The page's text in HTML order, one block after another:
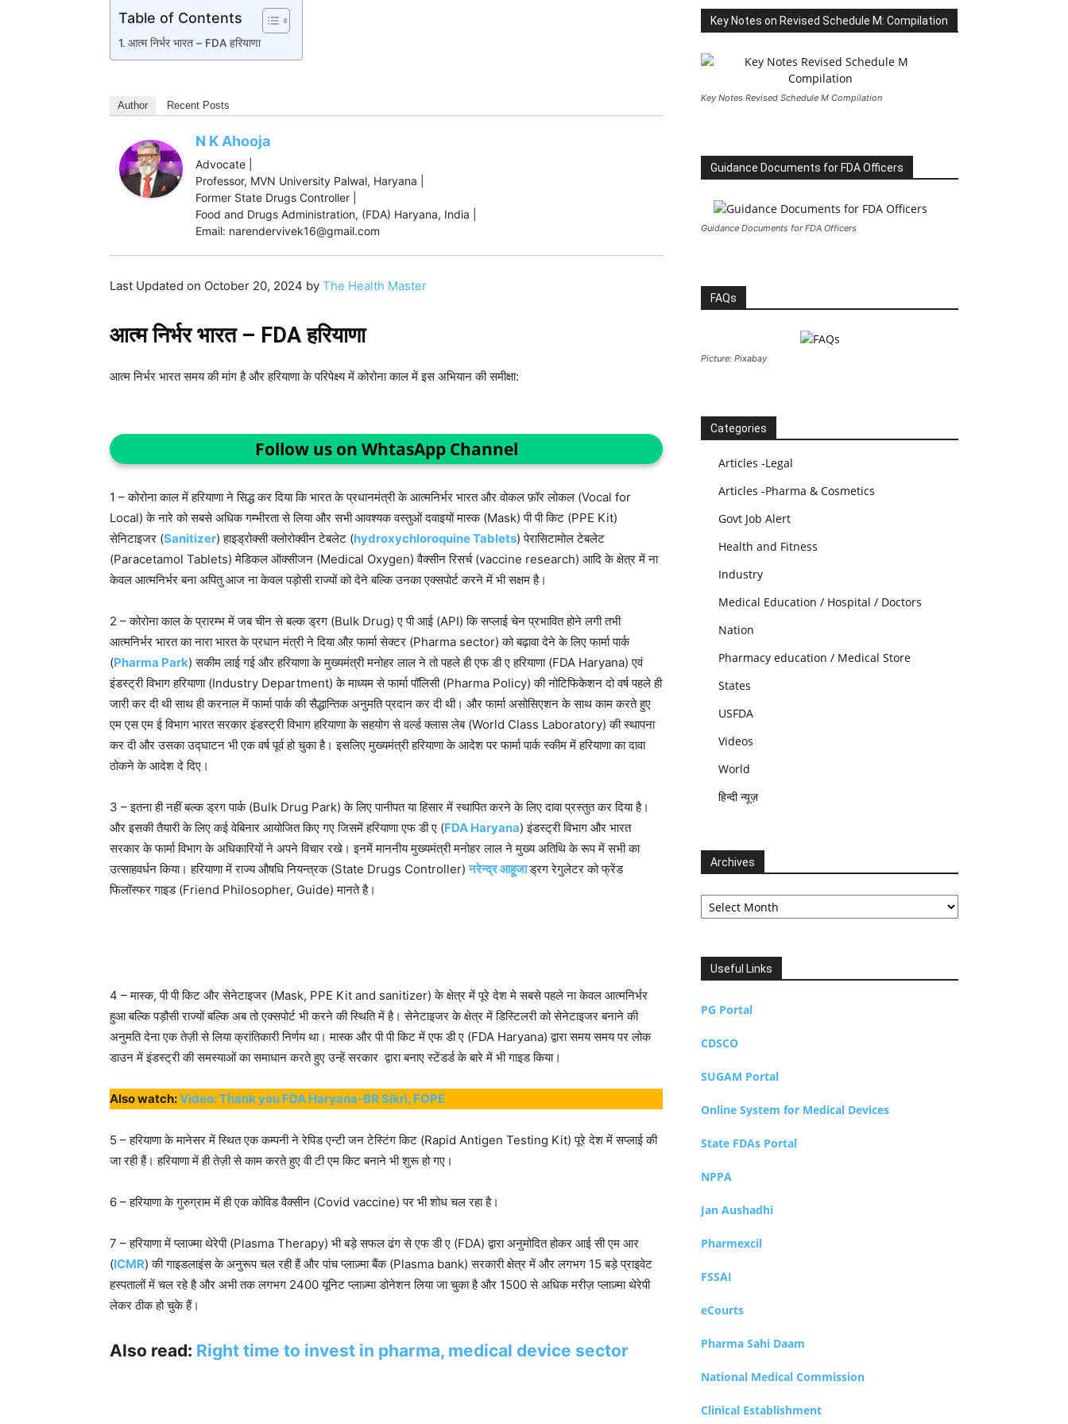
Table of Contents
आत्म निर्भर भारत – FDA हरियाणा
Author Recent Posts
N K Ahooja
Advocate |
Professor, MVN University Palwal, Haryana |
Former State Drugs Controller |
Food and Drugs Administration, (FDA) Haryana, India |
Email: narendervivek16@gmail.com
Last Updated on October 20, 2024 by The Health Master
आत्म निर्भर भारत – FDA हरियाणा
आत्म निर्भर भारत समय की मांग है और हरियाणा के परिपेक्ष्य में कोरोना काल में इस अभियान की समीक्षा:
Follow us on WhtasApp Channel
1 – कोरोना काल में हरियाणा ने सिद्ध कर दिया कि भारत के प्रधानमंत्री के आत्मनिर्भर भारत और वोकल फ़ॉर लोकल (Vocal for
Local) के नारे को सबसे अधिक गम्भीरता से लिया और सभी आवश्यक वस्तुओं दवाइयों मास्क (Mask) पी पी किट (PPE Kit)
सेनिटाइजर (Sanitizer) हाइड्रोक्सी क्लोरोक्वीन टेबलेट (hydroxychloroquine Tablets) पेरासिटामोल टेबलेट
(Paracetamol Tablets) मेडिकल ऑक्सीजन (Medical Oxygen) वैक्सीन रिसर्च (vaccine research) आदि के क्षेत्र में ना
केवल आत्मनिर्भर बना अपितु आज ना केवल पड़ोसी राज्यों को देने बल्कि उनका एक्सपोर्ट करने में भी सक्षम है।
2 – कोरोना काल के प्रारम्भ में जब चीन से बल्क ड्रग (Bulk Drug) ए पी आई (API) कि सप्लाई चेन प्रभावित होने लगी तभी
आत्मनिर्भर भारत का नारा भारत के प्रधान मंत्री ने दिया औऱ फार्मा सेक्टर (Pharma sector) को बढ़ावा देने के लिए फार्मा पार्क
(Pharma Park) सकीम लाई गई और हरियाणा के मुख्यमंत्री मनोहर लाल ने तो पहले ही एफ डी ए हरियाणा (FDA Haryana) एवं
इंडस्ट्री विभाग हरियाणा (Industry Department) के माध्यम से फार्मा पॉलिसी (Pharma Policy) की नोटिफिकेशन दो वर्ष पहले ही
जारी कर दी थी साथ ही करनाल में फार्मा पार्क की सैद्धान्तिक अनुमति प्रदान कर दी थी। और फार्मा असोसिएशन के साथ काम करते हुए
एम एस एम ई विभाग भारत सरकार इंडस्ट्री विभाग हरियाणा के सहयोग से वर्ल्ड क्लास लेब (World Class Laboratory) की स्थापना
कर दी और उसका उद्घाटन भी एक वर्ष पूर्व हो चुका है। इसलिए मुख्यमंत्री हरियाणा के आदेश पर फार्मा पार्क स्कीम में हरियाणा का दावा
ठोकने के आदेश दे दिए।
3 – इतना ही नहीं बल्क ड्रग पार्क (Bulk Drug Park) के लिए पानीपत या हिसार में स्थापित करने के लिए दावा प्रस्तुत कर दिया है।
और इसकी तैयारी के लिए कई वेबिनार आयोजित किए गए जिसमें हरियाणा एफ डी ए (FDA Haryana) इंडस्ट्री विभाग और भारत
सरकार के फार्मा विभाग के अधिकारियों ने अपने विचार रखे। इनमें माननीय मुख्यमंत्री मनोहर लाल ने मुख्य अतिथि के रूप में सभी का
उत्साहवर्धन किया। हरियाणा में राज्य औषधि नियन्त्रक (State Drugs Controller)नरेन्द्र आहूजाड्रग रेगुलेटर को फ्रेंड
फिलॉस्फर गाइड (Friend Philosopher, Guide) मानते है।
4 – मास्क, पी पी किट और सेनेटाइजर (Mask, PPE Kit and sanitizer) के क्षेत्र में पूरे देश मे सबसे पहले ना केवल आत्मनिर्भर
हुआ बल्कि पड़ौसी राज्यों बल्कि अब तो एक्सपोर्ट भी करने की स्थिति में है। सेनेटाइजर के क्षेत्र में डिस्टिलरी को सेनेटाइजर बनाने की
अनुमति देना एक तेज़ी से लिया क्रांतिकारी निर्णय था। मास्क और पी पी किट में एफ डी ए (FDA Haryana) द्वारा समय समय पर लोक
डाउन में इंडस्ट्री की समस्याओं का समाधान करते हुए उन्हें सरकार द्वारा बनाए स्टेंडर्ड के बारे में भी गाइड किया।
Also watch:Video: Thank you FDA Haryana-BR Sikri, FOPE
5 – हरियाणा के मानेसर में स्थित एक कम्पनी ने रेपिड एन्टी जन टेस्टिंग किट (Rapid Antigen Testing Kit) पूरे देश में सप्लाई की
जा रही हैं। हरियाणा में ही तेज़ी से काम करते हुए वी टी एम किट बनाने भी शुरू हो गए।
6 – हरियाणा के गुरुग्राम में ही एक कोविड वैक्सीन (Covid vaccine) पर भी शोध चल रहा है।
7 – हरियाणा में प्लाज्मा थेरेपी (Plasma Therapy) भी बड़े सफल ढंग से एफ डी ए (FDA) द्वारा अनुमोदित होकर आई सी एम आर
(ICMR) की गाइडलाइंस के अनुरूप चल रही हैं और पांच प्लाज़्मा बैंक (Plasma bank) सरकारी क्षेत्र में और लगभग 15 बड़े प्राइवेट
हस्पतालों में चल रहे है और अभी तक लगभग 2400 यूनिट प्लाज़्मा डोनेशन लिया जा चुका है और 1500 से अधिक मरीज़ प्लाज़्मा थेरेपी
लेकर ठीक हो चुके हैं।
Also read: Right time to invest in pharma, medical device sector
Key Notes on Revised Schedule M: Compilation
Key Notes Revised Schedule M Compilation
Guidance Documents for FDA Officers
Guidance Documents for FDA Officers
FAQs
Picture: Pixabay
Categories
Articles -Legal
Articles -Pharma & Cosmetics
Govt Job Alert
Health and Fitness
Industry
Medical Education / Hospital / Doctors
Nation
Pharmacy education / Medical Store
States
USFDA
Videos
World
हिन्दी न्यूज़
Archives
Archives
Useful Links
PG Portal
CDSCO
SUGAM Portal
Online System for Medical Devices
State FDAs Portal
NPPA
Jan Aushadhi
Pharmexcil
FSSAI
eCourts
Pharma Sahi Daam
National Medical Commission
Clinical Establishment